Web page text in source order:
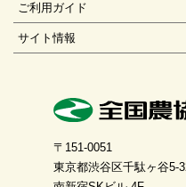
ることなく、変更や中止する
情報についていかなる保証も
サービスを一時的に中断する
(a) 当サイトのシステムの保
(c) 地震、噴火、洪水、津波
なくなった場合
ご利用ガイド
サイト情報
〒151-0051
東京都渋谷区千駄ヶ谷5-